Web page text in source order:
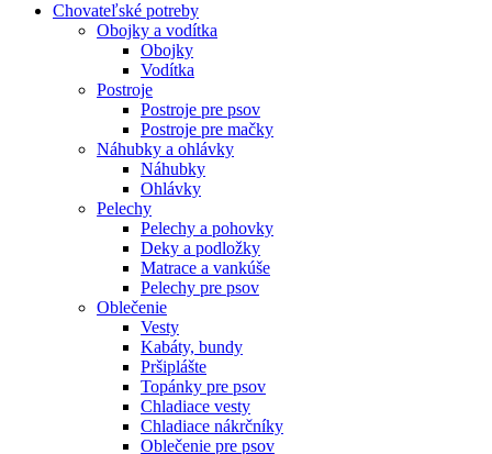
Chovateľské potreby
Obojky a vodítka
Obojky
Vodítka
Postroje
Postroje pre psov
Postroje pre mačky
Náhubky a ohlávky
Náhubky
Ohlávky
Pelechy
Pelechy a pohovky
Deky a podložky
Matrace a vankúše
Pelechy pre psov
Oblečenie
Vesty
Kabáty, bundy
Pršiplášte
Topánky pre psov
Chladiace vesty
Chladiace nákrčníky
Oblečenie pre psov